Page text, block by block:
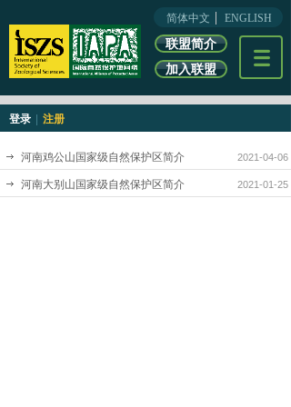
加入联盟
简体中文 ENGLISH
联盟简介
登录 注册
河南鸡公山国家级自然保护区简介 2021-04-06
河南大别山国家级自然保护区简介 2021-01-25